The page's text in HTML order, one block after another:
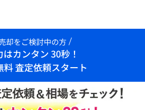
却をご検討中の方
はカンタン 30秒！
料 査定依頼スタート